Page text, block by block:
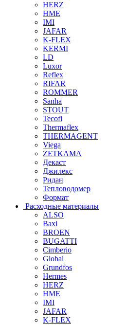
HERZ
HME
IMI
JAFAR
K-FLEX
KERMI
LD
Luxor
Reflex
RIFAR
ROMMER
Sanha
STOUT
Tecofi
Thermaflex
THERMAGENT
Viega
ZETKAMA
Декаст
Джилекс
Ридан
Тепловодомер
Формат
Расходные материалы
ALSO
Baxi
BROEN
BUGATTI
Cimberio
Global
Grundfos
Hermes
HERZ
HME
IMI
JAFAR
K-FLEX